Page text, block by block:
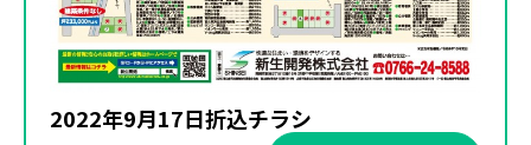
2022年9月17日折込チラシ